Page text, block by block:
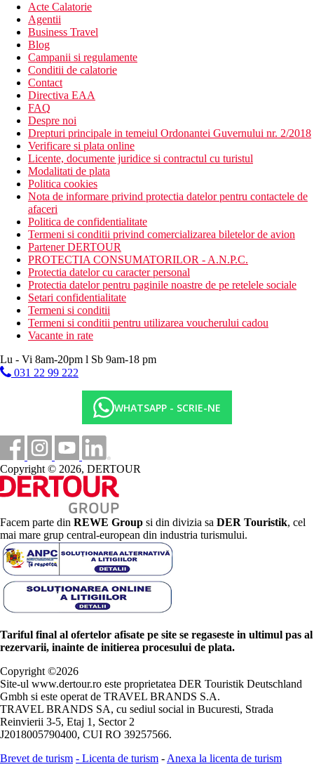
Acte Calatorie
Agentii
Business Travel
Blog
Campanii si regulamente
Conditii de calatorie
Contact
Directiva EAA
FAQ
Despre noi
Drepturi principale in temeiul Ordonantei Guvernului nr. 2/2018
Verificare si plata online
Licente, documente juridice si contractul cu turistul
Modalitati de plata
Politica cookies
Nota de informare privind protectia datelor pentru contactele de
afaceri
Politica de confidentialitate
Termeni si conditii privind comercializarea biletelor de avion
Partener DERTOUR
PROTECTIA CONSUMATORILOR - A.N.P.C.
Protectia datelor cu caracter personal
Protectia datelor pentru paginile noastre de pe retelele sociale
Setari confidentialitate
Termeni si conditii
Termeni si conditii pentru utilizarea voucherului cadou
Vacante in rate
Lu - Vi 8am-20pm l Sb 9am-18 pm
031 22 99 222
WHATSAPP - SCRIE-NE
Copyright © 2026, DERTOUR
Facem parte din REWE Group si din divizia sa DER Touristik, cel
mai mare grup central-european din industria turismului.
Tariful final al ofertelor afisate pe site se regaseste in ultimul pas al
rezervarii, inainte de initierea procesului de plata.
Copyright ©2026
Site-ul www.dertour.ro este proprietatea DER Touristik Deutschland
Gmbh si este operat de TRAVEL BRANDS S.A.
TRAVEL BRANDS SA, cu sediul social in Bucuresti, Strada
Reinvierii 3-5, Etaj 1, Sector 2
J2018005790400, CUI RO 39257566.
Brevet de turism - Licenta de turism - Anexa la licenta de turism